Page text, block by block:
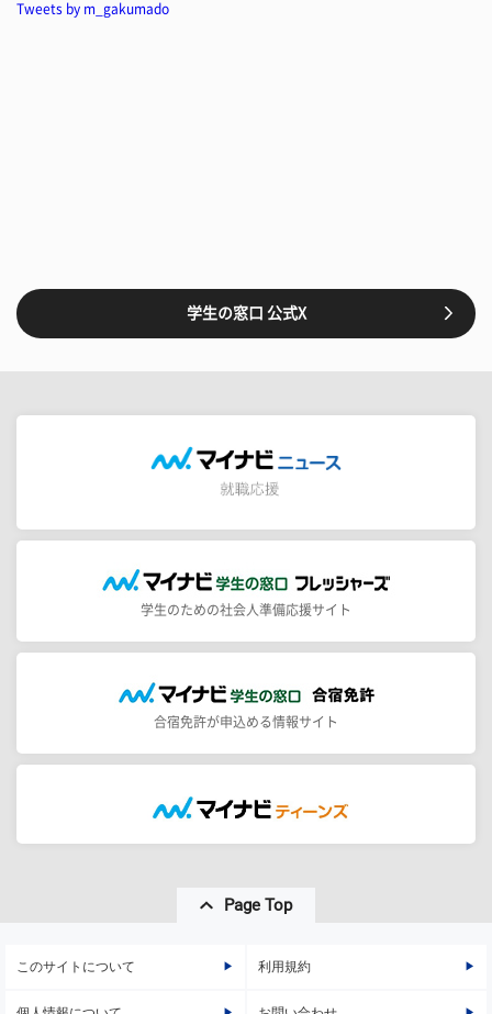
Tweets by m_gakumado
学生の窓口 公式X
学生のための社会人準備応援サイト
合宿免許が申込める情報サイト
Page Top
このサイトについて 利用規約